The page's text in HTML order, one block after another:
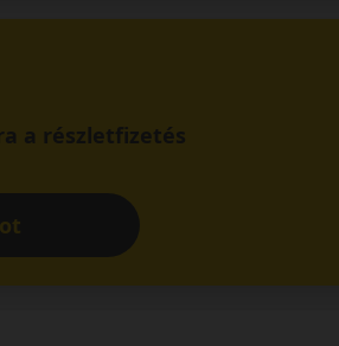
a részletfizetés